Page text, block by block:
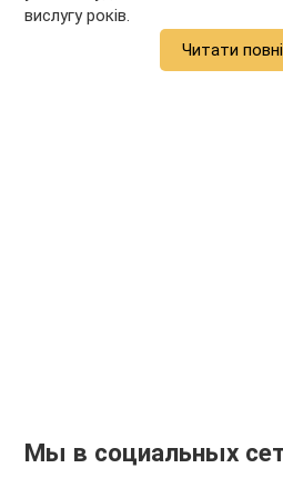
вислугу років.
Читати
Мы в социальных